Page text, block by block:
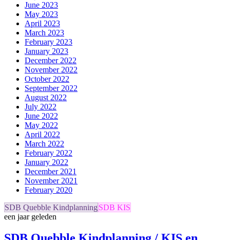
June 2023
May 2023
April 2023
March 2023
February 2023
January 2023
December 2022
November 2022
October 2022
September 2022
August 2022
July 2022
June 2022
May 2022
April 2022
March 2022
February 2022
January 2022
December 2021
November 2021
February 2020
SDB Quebble KindplanningSDB KIS
een jaar geleden